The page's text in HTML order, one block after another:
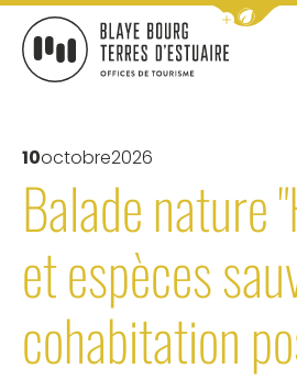
Afficher
10octobre2026
Balade nature
et espèces
cohabitation